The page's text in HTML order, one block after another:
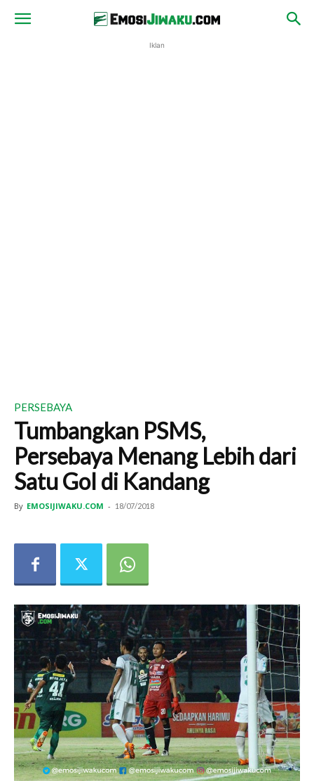
Iklan
PERSEBAYA
Tumbangkan PSMS,
Persebaya Menang Lebih dari
Satu Gol di Kandang
By EMOSIJIWAKU.COM - 18/07/2018